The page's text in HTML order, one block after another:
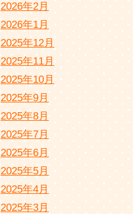
2026年2月
2026年1月
2025年12月
2025年11月
2025年10月
2025年9月
2025年8月
2025年7月
2025年6月
2025年5月
2025年4月
2025年3月